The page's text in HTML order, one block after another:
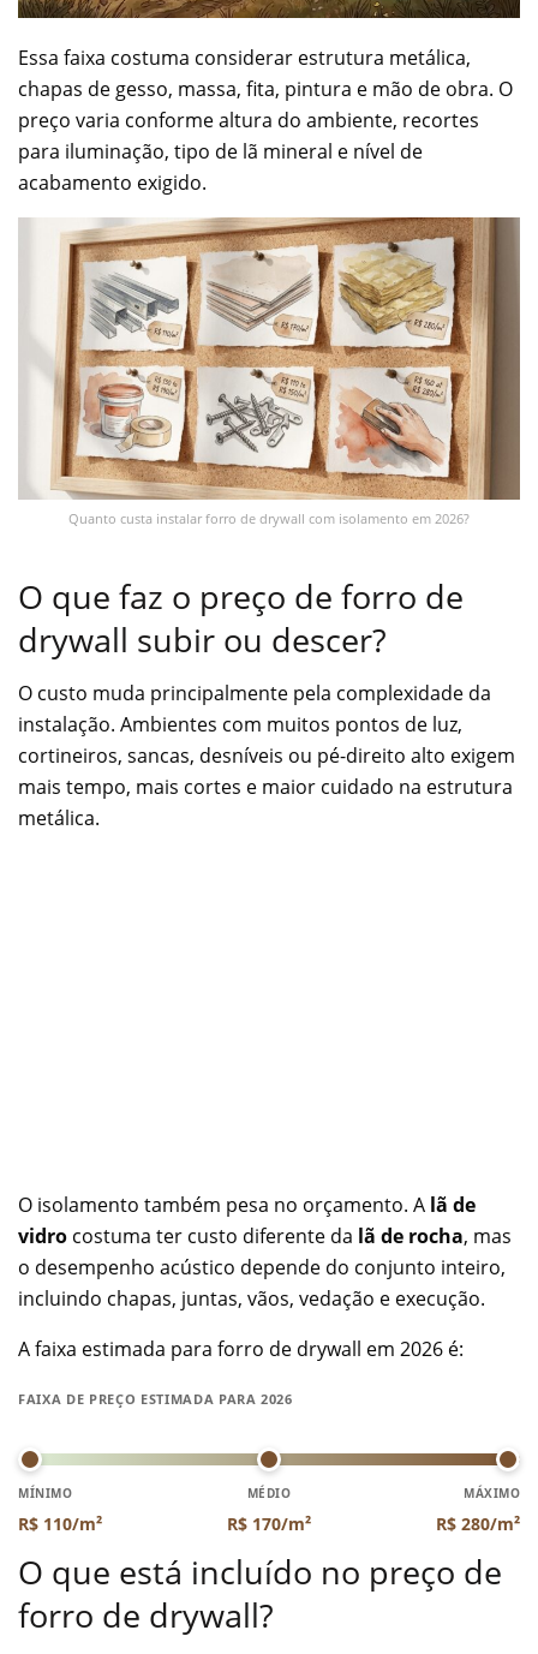
Essa faixa costuma considerar estrutura metálica,
chapas de gesso, massa, fita, pintura e mão de obra. O
preço varia conforme altura do ambiente, recortes
para iluminação, tipo de lã mineral e nível de
acabamento exigido.
Quanto custa instalar forro de drywall com isolamento em 2026?
O que faz o preço de forro de
drywall subir ou descer?
O custo muda principalmente pela complexidade da
instalação. Ambientes com muitos pontos de luz,
cortineiros, sancas, desníveis ou pé-direito alto exigem
mais tempo, mais cortes e maior cuidado na estrutura
metálica.
O isolamento também pesa no orçamento. A lã de
vidro costuma ter custo diferente da lã de rocha, mas
o desempenho acústico depende do conjunto inteiro,
incluindo chapas, juntas, vãos, vedação e execução.
A faixa estimada para forro de drywall em 2026 é:
FAIXA DE PREÇO ESTIMADA PARA 2026
MÍNIMO
R$ 110/m²
MÉDIO
R$ 170/m²
MÁXIMO
R$ 280/m²
O que está incluído no preço de
forro de drywall?